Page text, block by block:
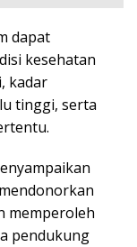
dapat
kesehatan
kadar
tinggi, serta
memperoleh
pendukung